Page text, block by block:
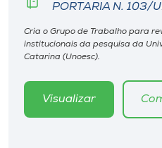
Editora
Rádio
PORTARIA N. 103/
Cria o Grupo de Trabalho para
institucionais da pesquisa da
Catarina (Unoesc).
Visualizar